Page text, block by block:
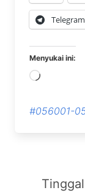
Telegram
Menyukai ini:
Memuat...
#056001-